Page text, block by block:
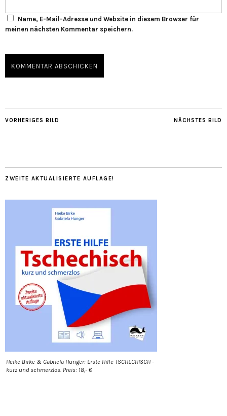
Name, E-Mail-Adresse und Website in diesem Browser für
meinen nächsten Kommentar speichern.
NÄCHSTES BILD
VORHERIGES BILD
ZWEITE AKTUALISIERTE AUFLAGE!
Heike Birke & Gabriela Hunger: Erste Hilfe TSCHECHISCH -
kurz und schmerzlos. Preis: 18,- €